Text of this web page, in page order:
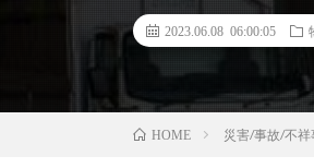
2023.06.08 06:00:05
HOME 災害/事故/不祥